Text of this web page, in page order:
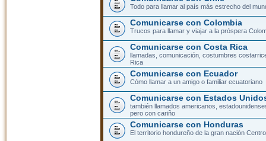
Todo para llamar al país más estrecho del
Comunicarse con Colombia
Trucos para llamar y viajar a la próspera
Comunicarse con Costa Rica
llamadas, comunicación, costumbres
Rica
Comunicarse con Ecuador
Cómo llamar a un amigo o familiar ecuatoriano
Comunicarse con Estados
también llamados americanos,
pero con cariño
Comunicarse con Honduras
El territorio hondureño de la gran nación